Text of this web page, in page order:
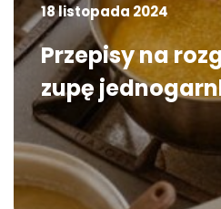
18 listopada 2024
Przepisy na
zupę